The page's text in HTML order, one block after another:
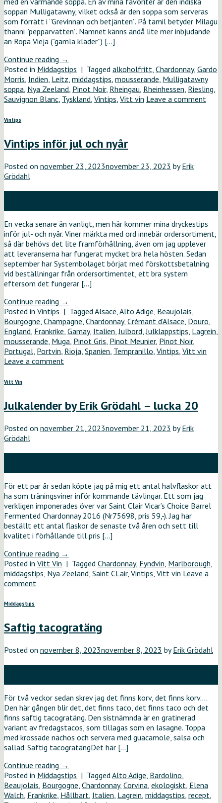
soppan Mulligatawny, vilket också är den soppa som serveras
som förrätt i ”Grevinnan och betjänten”. På tamil betyder Milagu
thanni ”pepparvatten”. Namnet känns ändå lite mer inbjudande
än Ropa Vieja (”gamla kläder”) […]
Continue reading →
Posted in Middagstips | Tagged alkoholfritt Chardonnay, Gardo
Morris Indien Leitz middagstips mousserande Mulligatawny
soppa Nya Zeeland Pinot Noir, Rheingau Rheinhessen Riesling
Sauvignon Blanc Tyskland Vintips Vitt vin Leave a comment
Vintips
Vintips inför jul och nyår
Posted on november 23, 2023november 23, 2023 byErik
Grödahl
En vecka senare än vanligt, men här kommer mina dryckestips
inför jul- och nyår. Viner märkta med ord innebär ordersortiment,
så där behövs det lite framförhållning, även om jag upplever
att leveranserna har fungerat mycket bra hela hösten. Sedan
september har Systembolaget börjat med förskottsbetalning
vid beställningar från ordersortimentet, ett bra system
eftersom det fungerar […]
Continue reading →
Posted in Vintips | Tagged Alsace Alto Adige Beaujolais
Bourgogne Champagne Chardonnay, Crémant d'Alsace Douro
England Frankrike Gamay, Italien ,Julbord ,Julklappstips Lagrein
mousserande Muga Pinot Gris Pinot Meunier, Pinot Noir,
Portugal Portvin Rioja Spanien Tempranillo Vintips Vitt vin
Leave a comment
Vitt Vin
Julkalender by Erik Grödahl – lucka 20
Posted on november 21, 2023november 21, 2023 byErik
Grödahl
För ett par år sedan köpte jag på mig ett antal halvflaskor att
ha som träningsviner inför kommande tävlingar. Ett som jag
verkligen imponerades över var Saint Clair Vicar’s Choice Barrel
Fermented Chardonnay 2016 (Nr75698, pris 59,-). Jag har
beställt ett antal flaskor de senaste två åren och sett till
kvalitet i förhållande till pris […]
Continue reading →
Posted in Vitt Vin | Tagged Chardonnay, Fyndvin Marlborough
middagstips Nya Zeeland Saint CLair, Vintips Vitt vin Leave a
comment
Middagstips
Saftig tacogratäng
Posted on november 8, 2023november 8, 2023 byErik Grödahl
För två veckor sedan skrev jag det finns korv, det finns korv….
Den här gången blir det, det finns taco, det finns taco och det
finns saftig tacogratäng. Den sistnämnda är en gratinerad
variant av fredagstacos, som tillagas som en lasagne. Toppa
med krossade nachos och servera med guacamole, salsa och
sallad. Saftig tacogratängDet här […]
Continue reading →
Posted in Middagstips | TaggedAlto Adige, Bardolino,
Beaujolais, Bourgogne, Chardonnay, Corvina, ekologiskt, Elena
Walch, Frankrike, Hållbart, Italien, Lagrein, middagstips, recept,